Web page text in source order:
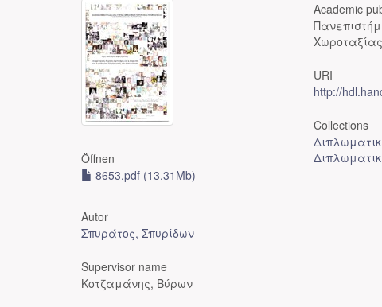
Öffnen
8653.pdf (13.31Mb)
Autor
Σπυράτος, Σπυρίδων
Supervisor name
Κοτζαμάνης, Βύρων
Academic
URI
http://
Collections